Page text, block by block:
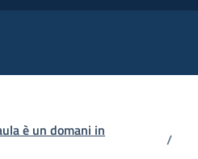
è un domani in
/